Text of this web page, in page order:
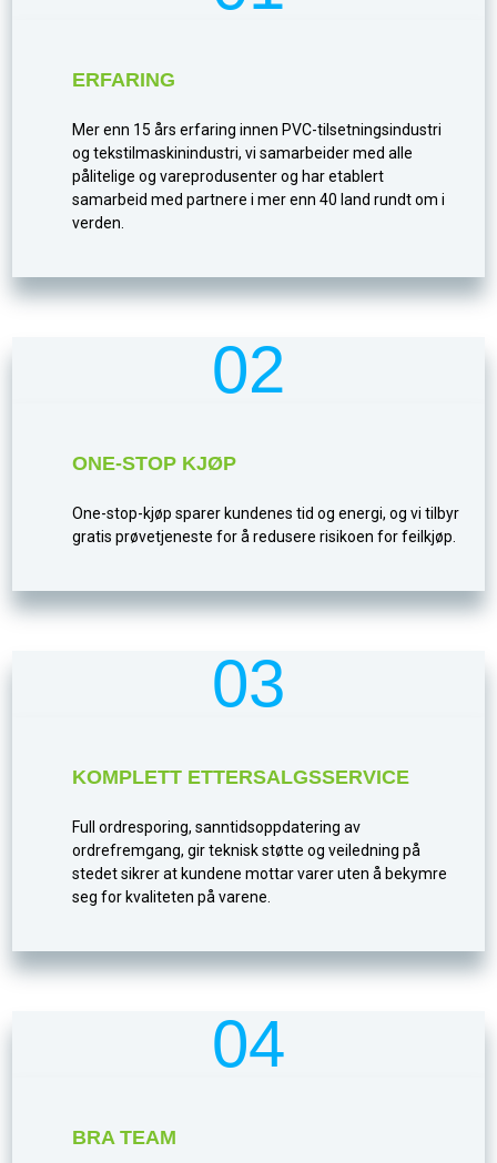
ERFARING
Mer enn 15 års erfaring innen PVC-tilsetningsindustri
og tekstilmaskinindustri, vi samarbeider med alle
pålitelige og vareprodusenter og har etablert
samarbeid med partnere i mer enn 40 land rundt om i
verden.
02
ONE-STOP KJØP
One-stop-kjøp sparer kundenes tid og energi, og vi tilbyr
gratis prøvetjeneste for å redusere risikoen for feilkjøp.
03
KOMPLETT ETTERSALGSSERVICE
Full ordresporing, sanntidsoppdatering av
ordrefremgang, gir teknisk støtte og veiledning på
stedet sikrer at kundene mottar varer uten å bekymre
seg for kvaliteten på varene.
04
BRA TEAM